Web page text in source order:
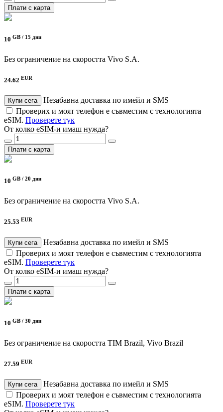
Плати с карта
10 GB / 15 дни
Без ограничение на скоростта Vivo S.A.
24.62 EUR
Купи сега
Незабавна доставка по имейл и SMS
Проверих и моят телефон е съвместим с технологията
eSIM. Проверете тук
От колко eSIM-и имаш нужда?
Плати с карта
10 GB / 20 дни
Без ограничение на скоростта Vivo S.A.
25.53 EUR
Купи сега
Незабавна доставка по имейл и SMS
Проверих и моят телефон е съвместим с технологията
eSIM. Проверете тук
От колко eSIM-и имаш нужда?
Плати с карта
10 GB / 30 дни
Без ограничение на скоростта TIM Brazil, Vivo Brazil
27.59 EUR
Купи сега
Незабавна доставка по имейл и SMS
Проверих и моят телефон е съвместим с технологията
eSIM. Проверете тук